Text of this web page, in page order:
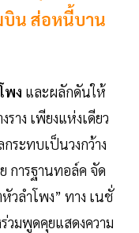
บิน ส่อหนี้บาน
พง และผลักดันให้
าง เพียงแห่งเดียว
ระทบเป็นวงกว้าง
การฐานทอล์ค จัด
วลำโพง” ทาง เนชั่
วมพูดคุยแสดงความ